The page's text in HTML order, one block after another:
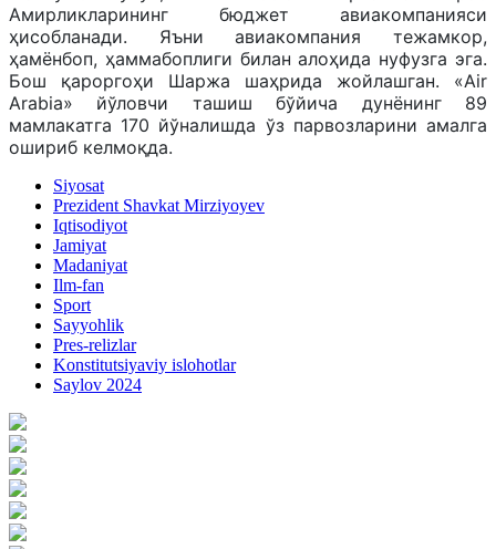
Амирликларининг бюджет авиакомпанияси
ҳисобланади. Яъни авиакомпания тежамкор,
ҳамёнбоп, ҳаммабоплиги билан алоҳида нуфузга эга.
Бош қароргоҳи Шаржа шаҳрида жойлашган. «Air
Arabia» йўловчи ташиш бўйича дунёнинг 89
мамлакатга 170 йўналишда ўз парвозларини амалга
ошириб келмоқда.
Siyosat
Prezident Shavkat Mirziyoyev
Iqtisodiyot
Jamiyat
Madaniyat
Ilm-fan
Sport
Sayyohlik
Pres-relizlar
Konstitutsiyaviy islohotlar
Saylov 2024